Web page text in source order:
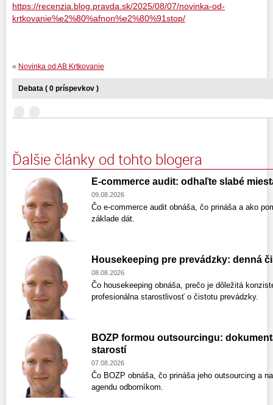
https://recenzia.blog.pravda.sk/2025/08/07/novinka-od-
krtkovanie%e2%80%afnon%e2%80%91stop/
« Novinka od AB Krtkovanie
Debata ( 0 príspevkov )
Ďalšie články od tohto blogera
E-commerce audit: odhaľte slabé
09.08.2026
Čo e-commerce audit obnáša, čo prináša a ako
základe dát.
Housekeeping pre prevádzky: denná
08.08.2026
Čo housekeeping obnáša, prečo je dôležitá
profesionálna starostlivosť o čistotu prevádzky.
BOZP formou outsourcingu:
starostí
07.08.2026
Čo BOZP obnáša, čo prináša jeho outsourcing a
agendu odborníkom.